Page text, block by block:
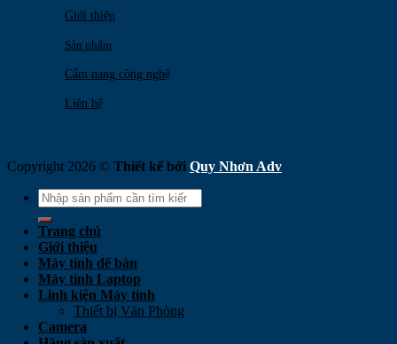
Giới thiệu
Sản phẩm
Cẩm nang công nghệ
Liên hệ
Copyright 2026 © Thiết kế bởi Quy Nhơn Adv
Search
for:
Trang chủ
Giới thiệu
Máy tính để bàn
Máy tính Laptop
Linh kiện Máy tính
Thiết bị Văn Phòng
Camera